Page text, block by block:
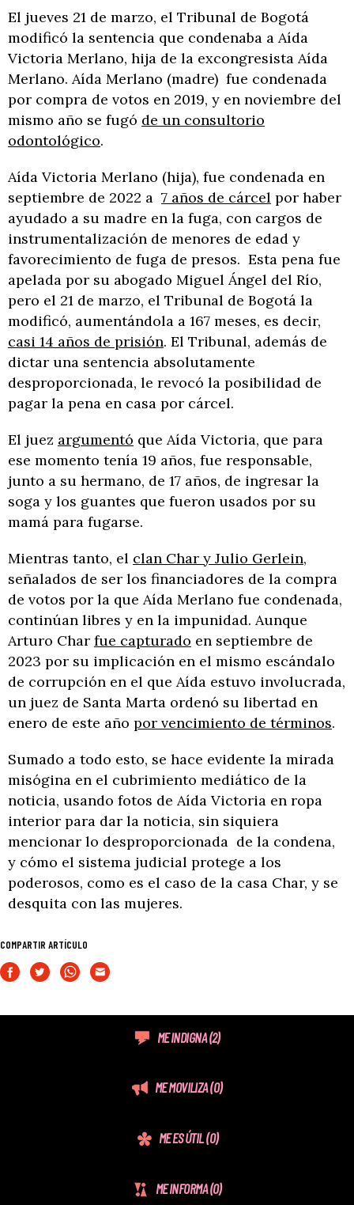
El jueves 21 de marzo, el Tribunal de Bogotá
modificó la sentencia que condenaba a Aída
Victoria Merlano, hija de la excongresista Aída
Merlano. Aída Merlano (madre) fue condenada
por compra de votos en 2019, y en noviembre del
mismo año se fugó de un consultorio
odontológico.
Aída Victoria Merlano (hija), fue condenada en
septiembre de 2022 a 7 años de cárcel por haber
ayudado a su madre en la fuga, con cargos de
instrumentalización de menores de edad y
favorecimiento de fuga de presos. Esta pena fue
apelada por su abogado Miguel Ángel del Río,
pero el 21 de marzo, el Tribunal de Bogotá la
modificó, aumentándola a 167 meses, es decir,
casi 14 años de prisión. El Tribunal, además de
dictar una sentencia absolutamente
desproporcionada, le revocó la posibilidad de
pagar la pena en casa por cárcel.
El juez argumentó que Aída Victoria, que para
ese momento tenía 19 años, fue responsable,
junto a su hermano, de 17 años, de ingresar la
soga y los guantes que fueron usados por su
mamá para fugarse.
Mientras tanto, el clan Char y Julio Gerlein,
señalados de ser los financiadores de la compra
de votos por la que Aída Merlano fue condenada,
continúan libres y en la impunidad. Aunque
Arturo Char fue capturado en septiembre de
2023 por su implicación en el mismo escándalo
de corrupción en el que Aída estuvo involucrada,
un juez de Santa Marta ordenó su libertad en
enero de este año por vencimiento de términos.
Sumado a todo esto, se hace evidente la mirada
misógina en el cubrimiento mediático de la
noticia, usando fotos de Aída Victoria en ropa
interior para dar la noticia, sin siquiera
mencionar lo desproporcionada de la condena,
y cómo el sistema judicial protege a los
poderosos, como es el caso de la casa Char, y se
desquita con las mujeres.
COMPARTIR ARTÍCULO
ME INDIGNA(2)
ME MOVILIZA(0)
ME ES ÚTIL(0)
ME INFORMA(0)